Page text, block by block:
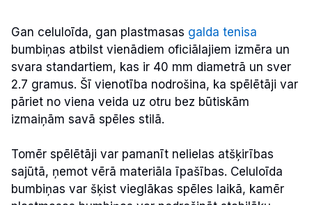
Gan celuloīda, gan plastmasas galda tenisa
bumbiņas atbilst vienādiem oficiālajiem izmēra un
svara standartiem, kas ir 40 mm diametrā un sver
2.7 gramus. Šī vienotība nodrošina, ka spēlētāji var
pāriet no viena veida uz otru bez būtiskām
izmaiņām savā spēles stilā.
Tomēr spēlētāji var pamanīt nelielas atšķirības
sajūtā, ņemot vērā materiāla īpašības. Celuloīda
bumbiņas var šķist vieglākas spēles laikā, kamēr